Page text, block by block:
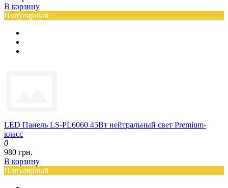
В корзину
Популярный
LED Панель LS-PL6060 45Вт нейтральный свет Premium-
класс
0
980 грн.
В корзину
Популярный